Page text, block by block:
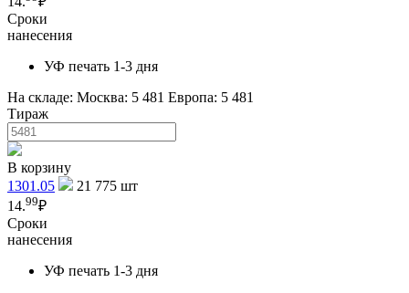
Сроки
нанесения
УФ печать 1-3 дня
На складе: Москва: 5 481 Европа: 5 481
Тираж
В корзину
1301.05
21 775 шт
14.99₽
Сроки
нанесения
УФ печать 1-3 дня